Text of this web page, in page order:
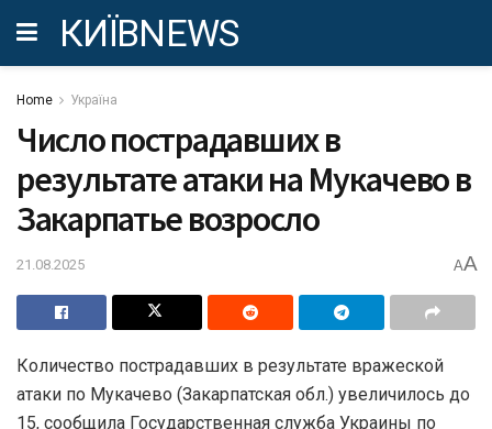
КИЇВNEWS
Home Україна
Число пострадавших в
результате атаки на Мукачево в
Закарпатье возросло
21.08.2025 AA
Количество пострадавших в результате вражеской
атаки по Мукачево (Закарпатская обл.) увеличилось до
15, сообщила Государственная служба Украины по